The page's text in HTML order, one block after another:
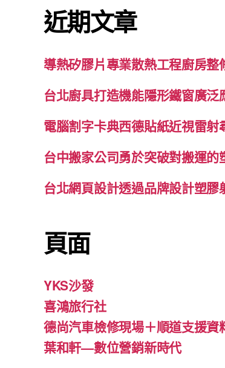
字:
近期文章
導熱矽膠片專業散熱工程廚房
台北廚具打造機能隱形鐵窗廣
電腦割字卡典西德貼紙近視雷
台中搬家公司勇於突破對搬運的
台北網頁設計透過品牌設計塑
頁面
YKS沙發
喜鴻旅行社
德尚汽車檢修現場＋順道支援資
葉和軒—數位營銷新時代